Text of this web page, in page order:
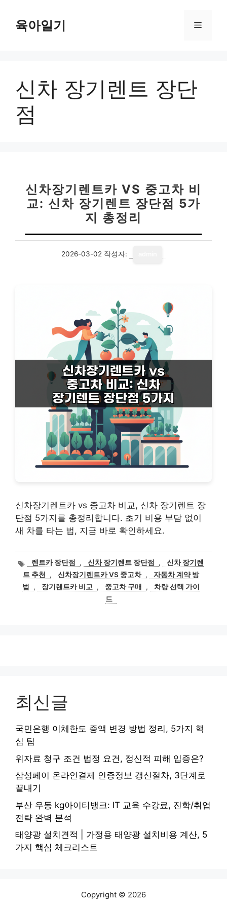
육아일기 메
신차 장기렌트 장단
점
신차장기렌트카 VS 중고차 비
교: 신차 장기렌트 장단점 5가
지 총정리
2026-03-02 작성자:
신차장기렌트카 vs 중고차 비교, 신차 장기렌트 장
단점 5가지를 총정리합니다. 초기 비용 부담 없이
새 차를 타는 법, 지금 바로 확인하세요.
태
그
렌트카 장단점 , 신차 장기렌트 장단점 ,
신차 장기렌
트 추천
, 신차장기렌트카 VS 중고차 ,
자동차 계약 방
법
, 장기렌트카 비교 , 중고차 구매 ,
차량 선택 가이
드
최신글
국민은행 이체한도 증액 변경 방법 정리, 5가지 핵
심 팁
위자료 청구 조건 법정 요건, 정신적 피해 입증은?
삼성페이 온라인결제 인증정보 갱신절차, 3단계로
끝내기
부산 우동 kg아이티뱅크: IT 교육 수강료, 진학/취업
전략 완벽 분석
태양광 설치견적 | 가정용 태양광 설치비용 계산, 5
가지 핵심 체크리스트
Copyright © 2026